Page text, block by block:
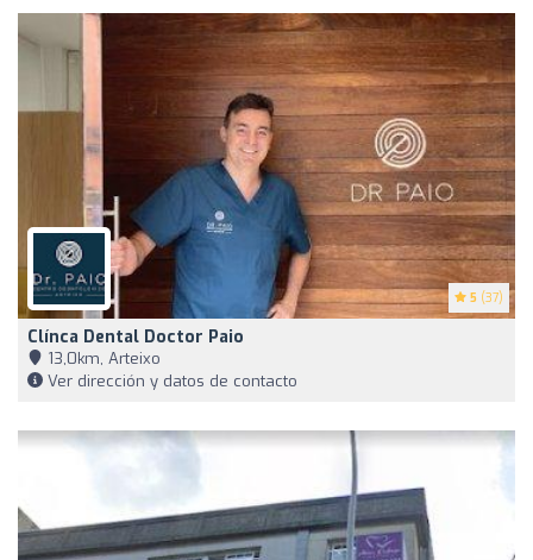
5 (37)
Clínca Dental Doctor Paio
13,0km, Arteixo
Ver dirección y datos de contacto